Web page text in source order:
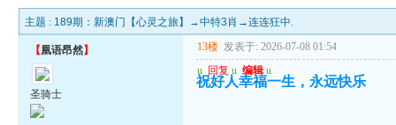
主题 : 189期：新澳门【心灵之旅】→中特3肖→连连狂中.
【凰语昂然】
圣骑士
13楼 发表于: 2026-07-08 01:54
u 回复 u 编辑 u
祝好人幸福一生，永远快乐